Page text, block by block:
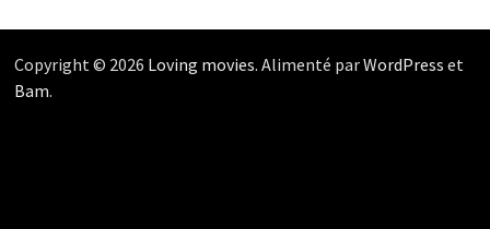
Copyright © 2026 Loving movies. Alimenté parWordPress et
Bam.